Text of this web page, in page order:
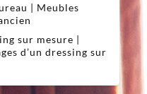
| Meubles
sur mesure |
d’un dressing sur